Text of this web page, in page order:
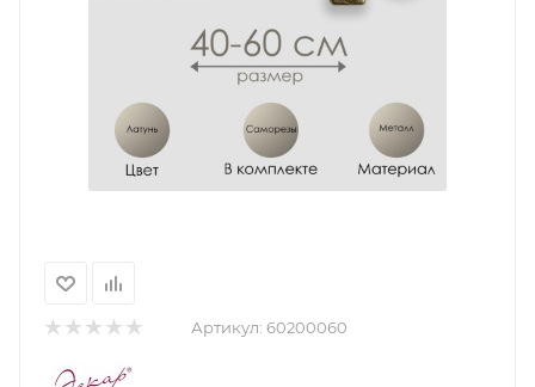
Артикул: 60200060